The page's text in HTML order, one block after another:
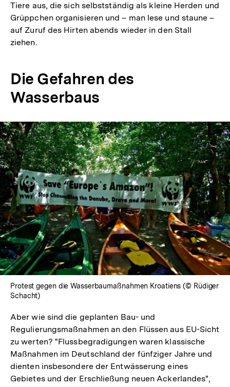
Tiere aus, die sich selbstständig als kleine Herden und
Grüppchen organisieren und – man lese und staune –
auf Zuruf des Hirten abends wieder in den Stall
ziehen.
Die Gefahren des
Wasserbaus
In
Lightbox
öffnen
Protest gegen die Wasserbaumaßnahmen Kroatiens (© Rüdiger
Schacht)
Aber wie sind die geplanten Bau- und
Regulierungsmaßnahmen an den Flüssen aus EU-Sicht
zu werten? "Flussbegradigungen waren klassische
Maßnahmen im Deutschland der fünfziger Jahre und
dienten insbesondere der Entwässerung eines
Gebietes und der Erschließung neuen Ackerlandes",